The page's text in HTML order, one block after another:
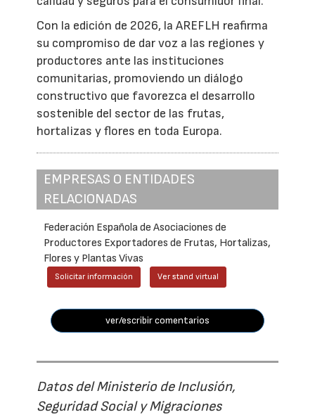
Con la edición de 2026, la AREFLH reafirma
su compromiso de dar voz a las regiones y
productores ante las instituciones
comunitarias, promoviendo un diálogo
constructivo que favorezca el desarrollo
sostenible del sector de las frutas,
hortalizas y flores en toda Europa.
EMPRESAS O ENTIDADES
RELACIONADAS
Federación Española de Asociaciones de
Productores Exportadores de Frutas, Hortalizas,
Flores y Plantas Vivas
Solicitar información Ver stand virtual
ver/escribir comentarios
Datos del Ministerio de Inclusión,
Seguridad Social y Migraciones